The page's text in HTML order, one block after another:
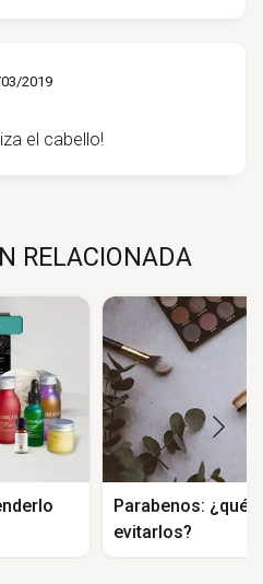
2019
el cabello!
RELACIONADA
Parabenos: ¿qué
evitarlos?